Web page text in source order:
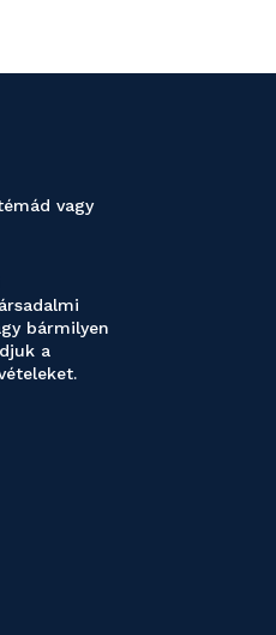
vagy
bármilyen
a